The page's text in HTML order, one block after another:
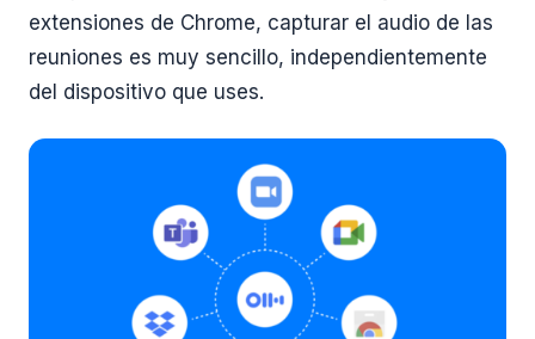
extensiones de Chrome, capturar el audio de las
reuniones es muy sencillo, independientemente
del dispositivo que uses.